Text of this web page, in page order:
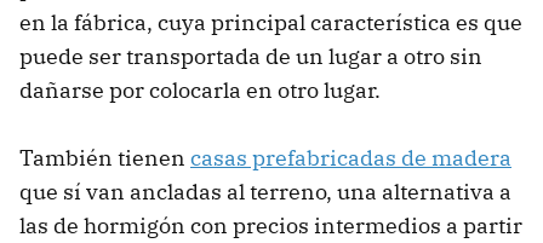
en la fábrica, cuya principal característica es que
puede ser transportada de un lugar a otro sin
dañarse por colocarla en otro lugar.
También tienen casas prefabricadas de madera
que sí van ancladas al terreno, una alternativa a
las de hormigón con precios intermedios a partir